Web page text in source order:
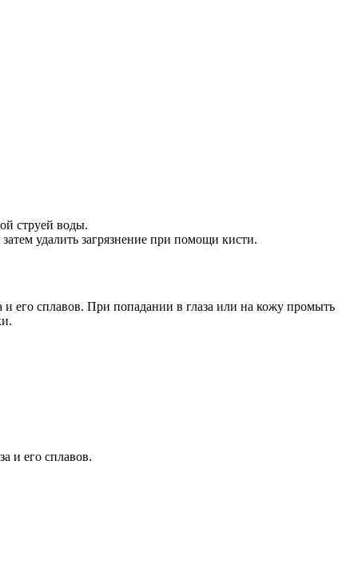
струей воды.
удалить загрязнение при помощи кисти.
его сплавов. При попадании в глаза или на кожу промыть
и его сплавов.